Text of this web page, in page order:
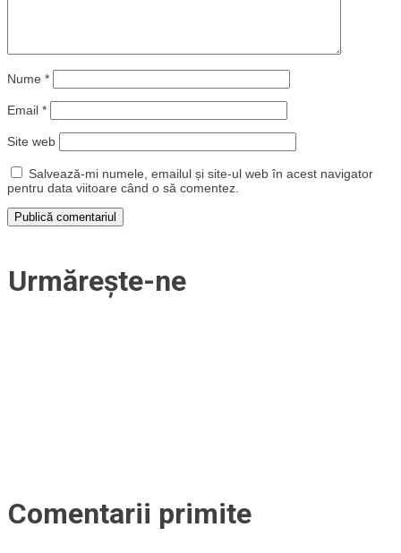
Nume *
Email *
Site web
Salvează-mi numele, emailul și site-ul web în acest navigator
pentru data viitoare când o să comentez.
Urmărește-ne
Comentarii primite